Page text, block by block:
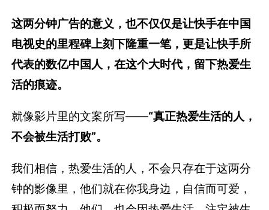
这两分钟广告的意义，也不仅仅是让快手在中国
电视史的里程碑上刻下隆重一笔，更是让快手所
代表的数亿中国人，在这个大时代，留下热爱生
活的痕迹。
就像影片里的文案所写——“真正热爱生活的⼈，
不会被生活打败”。
我们相信，热爱生活的人，不会只存在于这两分
钟的影像里，他们就在你我身边，自信而可爱，